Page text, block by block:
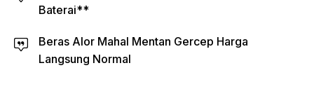
Baterai**
Beras Alor Mahal Mentan Gercep Harga
Langsung Normal